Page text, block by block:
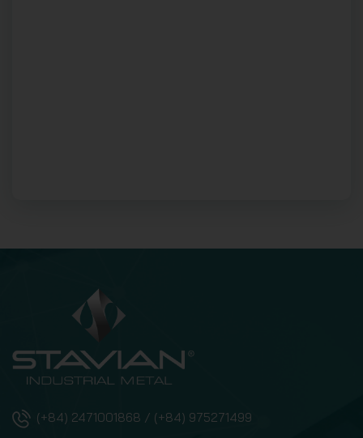
(+84) 2471001868 / (+84) 975271499